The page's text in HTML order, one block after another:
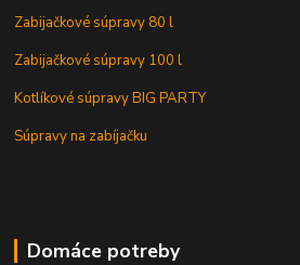
Zabijačkové súpravy 80 l
Zabijačkové súpravy 100 l
Kotlíkové súpravy BIG PARTY
Súpravy na zabíjačku
Domáce potreby